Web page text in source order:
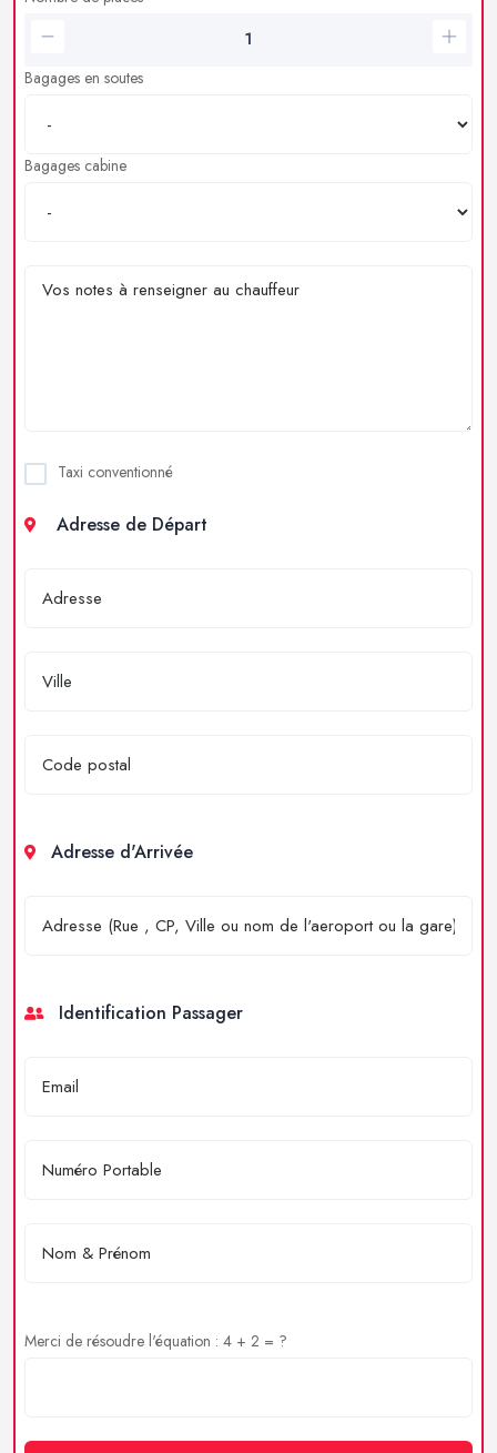
Bagages en soutes
Bagages cabine
Taxi conventionné
Adresse de Départ
Adresse d'Arrivée
Identification Passager
Merci de résoudre l'équation : 4 + 2 = ?